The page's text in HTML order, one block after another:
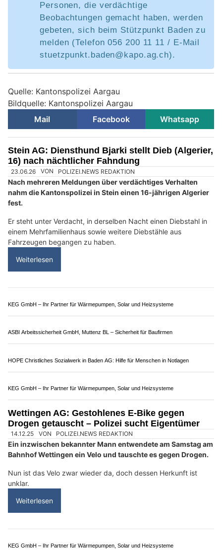
Personen, die verdächtige
Beobachtungen gemacht haben, werden
gebeten, sich beim Stützpunkt Baden zu
melden (Telefon 056 200 11 11 / E-Mail
stuetzpunkt.baden@kapo.ag.ch).
Quelle: Kantonspolizei Aargau
Bildquelle: Kantonspolizei Aargau
Mail
Facebook Whatsapp
Stein AG: Diensthund Bjarki stellt Dieb (Algerier,
16) nach nächtlicher Fahndung
23.06.26 VON POLIZEI.NEWS REDAKTION
Nach mehreren Meldungen über verdächtiges Verhalten
fest.
Er steht unter Verdacht, in derselben Nacht einen Diebstahl in
einem Mehrfamilienhaus sowie weitere Diebstähle aus